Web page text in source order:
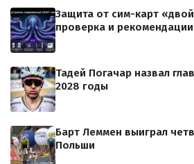
Защита от сим-карт
проверка и
Тадей Погачар назвал
2028 годы
Барт Леммен выиграл
Польши